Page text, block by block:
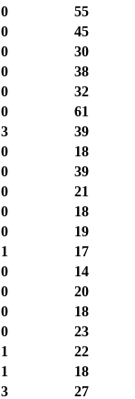
0
55
0
45
0
30
0
38
0
32
0
61
3
39
0
18
0
39
0
21
0
18
0
19
1
17
0
14
0
20
0
18
0
23
1
22
1
18
3
27